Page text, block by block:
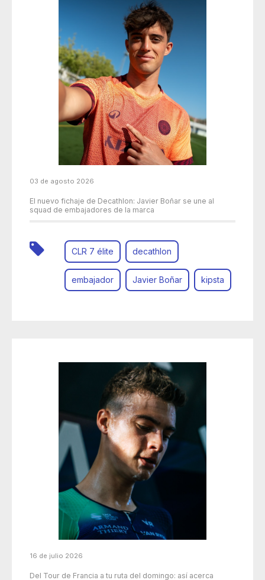
03 de agosto 2026
El nuevo fichaje de Decathlon: Javier Boñar se une al
squad de embajadores de la marca
CLR 7 élite decathlon
embajador Javier Boñar kipsta
16 de julio 2026
Del Tour de Francia a tu ruta del domingo: así acerca